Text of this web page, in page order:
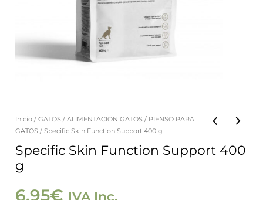
Inicio /GATOS /ALIMENTACIÓN GATOS / PIENSO PARA
GATOS / Specific Skin Function Support 400 g
Specific Skin Function Support 400
g
6,95€ IVA Inc.